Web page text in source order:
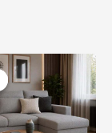
Original
price
was:
47.380,00 ден.
is: